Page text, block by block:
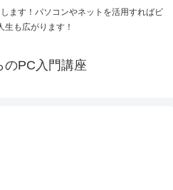
ます！パソコンやネットを活用すればビ
生も広がります！
のPC入門講座